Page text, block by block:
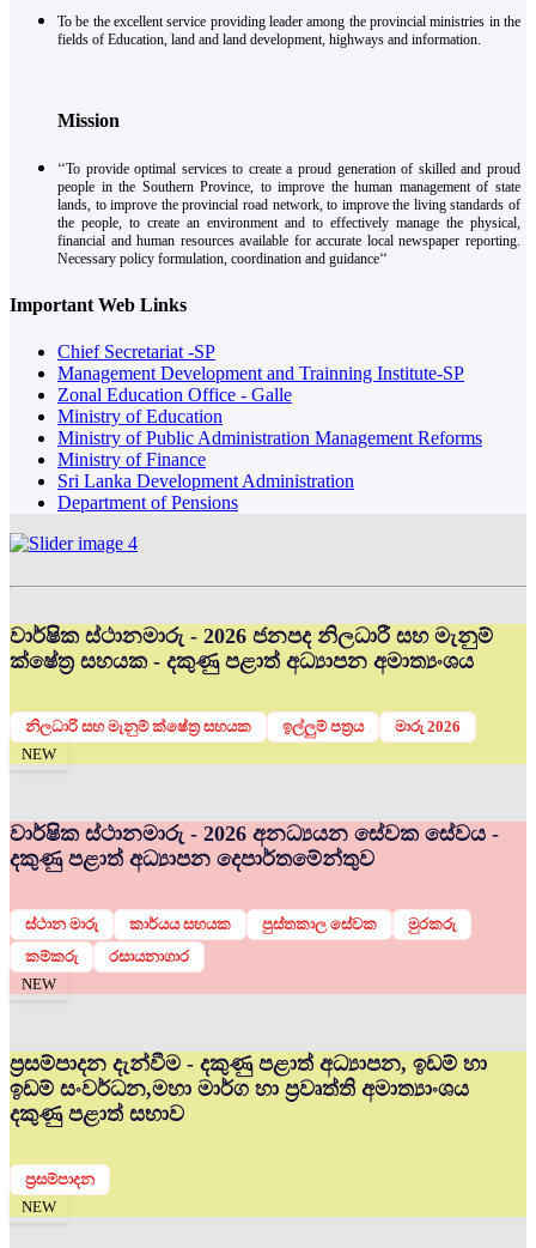
To be the excellent service providing leader among the provincial ministries in the
fields of Education, land and land development, highways and information.
Mission
‘‘To provide optimal services to create a proud generation of skilled and proud
people in the Southern Province, to improve the human management of state
lands, to improve the provincial road network, to improve the living standards of
the people, to create an environment and to effectively manage the physical,
financial and human resources available for accurate local newspaper reporting.
Necessary policy formulation, coordination and guidance‘‘
Important Web Links
Chief Secretariat -SP
Management Development and Trainning Institute-SP
Zonal Education Office - Galle
Ministry of Education
Ministry of Public Administration Management Reforms
Ministry of Finance
Sri Lanka Development Administration
Department of Pensions
වාර්ෂික ස්ථානමාරු - 2026 ජනපද නිලධාරී සහ මැනුම්
ක්ෂේත්‍ර සහයක - දකුණු පළාත් අධ්‍යාපන අමාත්‍යංශය
නිලධාරි සහ මැනුම් ක්ෂේත්‍ර සහයක ඉල්ලුම් පත්‍රය
මාරු 2026
NEW
වාර්ෂික ස්ථානමාරු - 2026 අනධ්‍යයන සේවක සේවය -
දකුණු පළාත් අධ්‍යාපන දෙපාර්තමේන්තුව
ස්ථාන මාරු කාර්යය සහයක පුස්තකාල සේවක
මුරකරු
කම්කරු
රසායනාගාර
NEW
ප්‍රසම්පාදන දැන්වීම - දකුණු පළාත් අධ්‍යාපන, ඉඩම් හා
ඉඩම් සංවර්ධන,මහා මාර්ග හා ප්‍රවෘත්ති අමාත්‍යාංශය
දකුණු පළාත් සභාව
ප්‍රසම්පාදන
NEW